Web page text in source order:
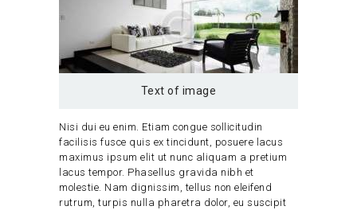
Text of image
Nisi dui eu enim. Etiam congue sollicitudin
facilisis fusce quis ex tincidunt, posuere lacus
maximus ipsum elit ut nunc aliquam a pretium
lacus tempor. Phasellus gravida nibh et
molestie. Nam dignissim, tellus non eleifend
rutrum, turpis nulla pharetra dolor, eu suscipit